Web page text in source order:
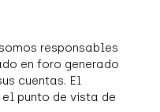
responsables
en foro generado
cuentas. El
punto de vista de